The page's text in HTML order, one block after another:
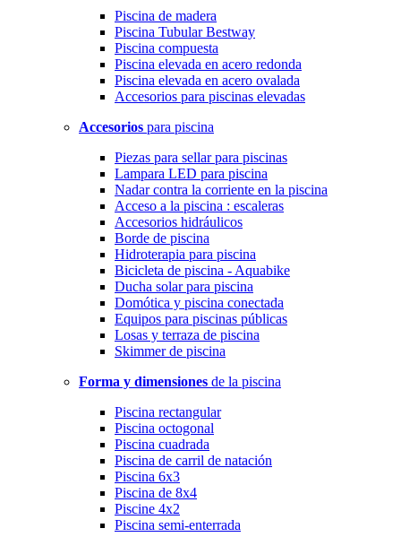
Piscina de madera
Piscina Tubular Bestway
Piscina compuesta
Piscina elevada en acero redonda
Piscina elevada en acero ovalada
Accesorios para piscinas elevadas
Accesorios para piscina
Piezas para sellar para piscinas
Lampara LED para piscina
Nadar contra la corriente en la piscina
Acceso a la piscina : escaleras
Accesorios hidráulicos
Borde de piscina
Hidroterapia para piscina
Bicicleta de piscina - Aquabike
Ducha solar para piscina
Domótica y piscina conectada
Equipos para piscinas públicas
Losas y terraza de piscina
Skimmer de piscina
Forma y dimensiones de la piscina
Piscina rectangular
Piscina octogonal
Piscina cuadrada
Piscina de carril de natación
Piscina 6x3
Piscina de 8x4
Piscine 4x2
Piscina semi-enterrada